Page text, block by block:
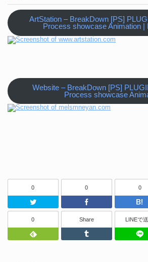
ArtStation – BreakDown [PS]
Process showcase Animation |
Website – BreakDown [PS]
Process showcase
0
Twitter
0 0
0
Feedly
Share LINEで